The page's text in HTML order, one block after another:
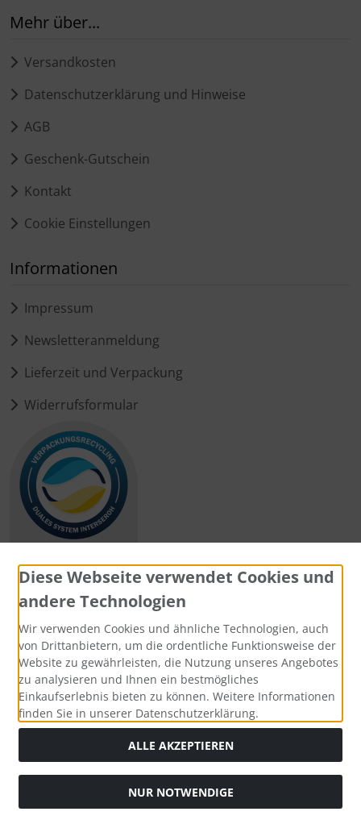
Mehr über...
Versandkosten
Datenschutzerklärung und Hinweise
AGB
Geschenk-Gutschein
Kontakt
Cookie Einstellungen
Informationen
Impressum
Newsletteranmeldung
Lieferzeit und Verpackung
Widerrufsformular
Zahlungsmethoden
Social Media
Widerrufsformular
Diese Webseite verwendet Cookies und
andere Technologien
Wir verwenden Cookies und ähnliche Technologien, auch
von Drittanbietern, um die ordentliche Funktionsweise der
Website zu gewährleisten, die Nutzung unseres Angebotes
zu analysieren und Ihnen ein bestmögliches
Einkaufserlebnis bieten zu können. Weitere Informationen
finden Sie in unserer Datenschutzerklärung.
ALLE AKZEPTIEREN
NUR NOTWENDIGE